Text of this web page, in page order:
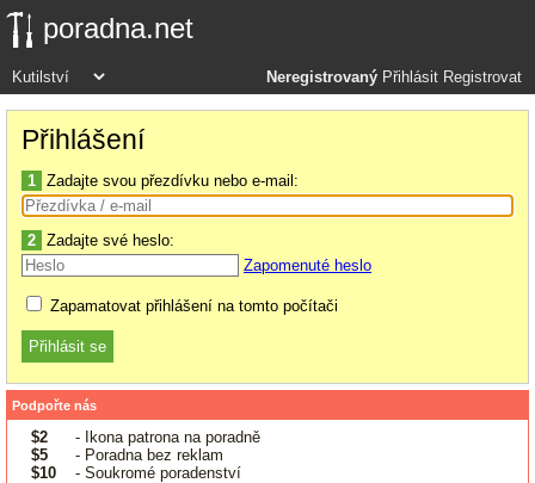
poradna.net
Neregistrovaný Přihlásit Registrovat
Přihlášení
1 Zadajte svou přezdívku nebo e-mail:
2 Zadajte své heslo:
Zapomenuté heslo
Zapamatovat přihlášení na tomto počítači
Podpořte nás
$2
- Ikona patrona na poradně
$5
- Poradna bez reklam
$10
- Soukromé poradenství